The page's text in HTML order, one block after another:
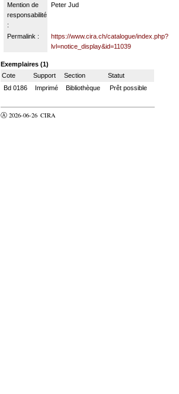
Mention de
responsabilité
:
Peter Jud
Permalink :
https://www.cira.ch/catalogue/index.php?
lvl=notice_display&id=11039
Exemplaires (1)
Cote
Support Section
Statut
Bd 0186
Imprimé Bibliothèque Prêt possible
Ⓐ 2026-06-26 CIRA